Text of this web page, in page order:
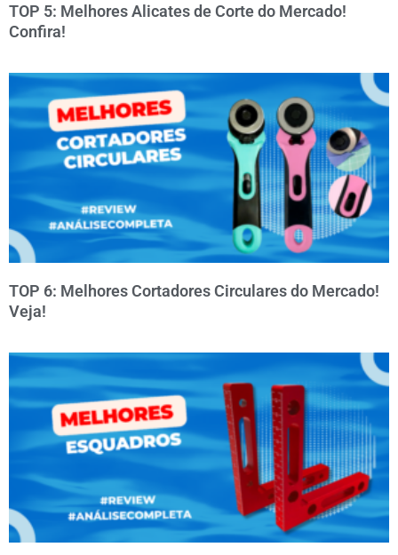
TOP 5: Melhores Alicates de Corte do Mercado!
Confira!
TOP 6: Melhores Cortadores Circulares do Mercado!
Veja!